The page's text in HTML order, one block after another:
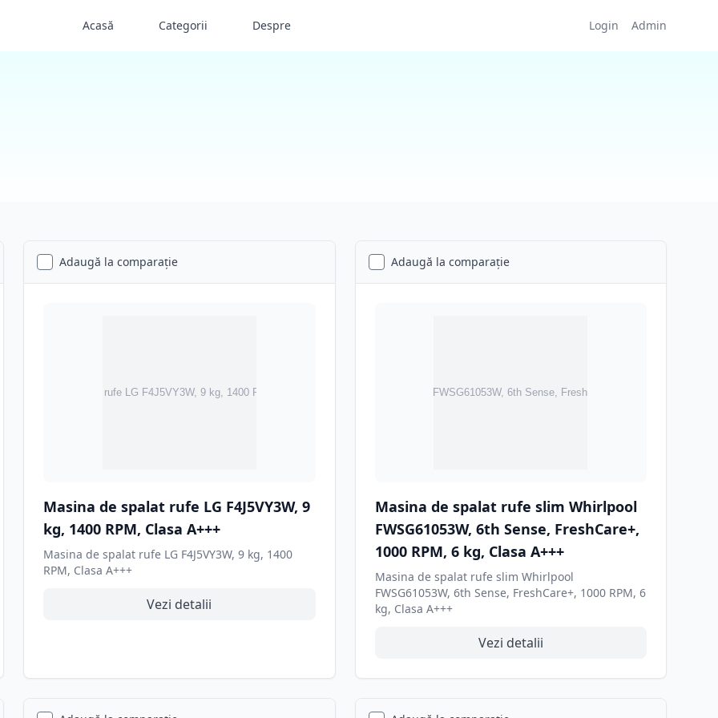
Acasă Categorii Despre Login Admin
Adaugă la comparație
Masina de spalat rufe LG F4J5VY3W, 9
kg, 1400 RPM, Clasa A+++
Masina de spalat rufe LG F4J5VY3W, 9 kg, 1400
RPM, Clasa A+++
Vezi detalii
Adaugă la comparație
Masina de spalat rufe slim Whirlpool
FWSG61053W, 6th Sense, FreshCare+,
1000 RPM, 6 kg, Clasa A+++
Masina de spalat rufe slim Whirlpool
FWSG61053W, 6th Sense, FreshCare+, 1000 RPM, 6
kg, Clasa A+++
Vezi detalii